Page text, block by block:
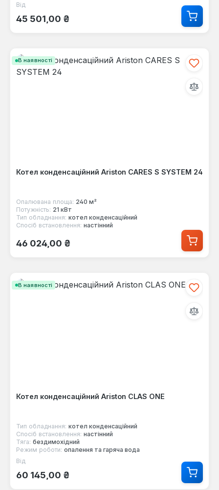
Звичайна ціна:
Від
45 501,00 ₴
В наявності
Котел конденсаційний Ariston CARES S SYSTEM 24
Опалювана площа: 240 м²
Потужність: 21 кВт
Тип обладнання: котел конденсаційний
Спосіб встановлення: настінний
Звичайна ціна:
46 024,00 ₴
В наявності
Котел конденсаційний Ariston CLAS ONE
Тип обладнання: котел конденсаційний
Спосіб встановлення: настінний
Тяга: бездимохідний
Режим роботи: опалення та гаряча вода
Звичайна ціна:
Від
60 145,00 ₴